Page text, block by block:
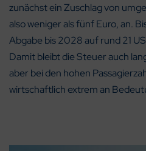
zunächst ein Zuschlag von
also weniger als fünf Euro, an.
Abgabe bis 2028 auf rund 21
Damit bleibt die Steuer auch
aber bei den hohen
wirtschaftlich extrem an